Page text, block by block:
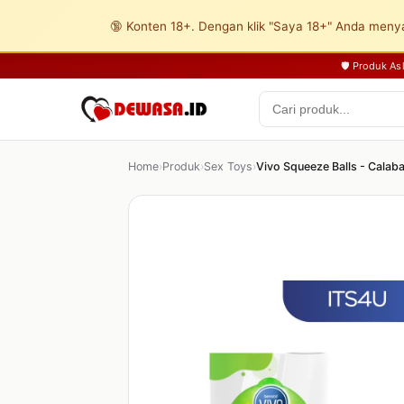
🔞 Konten 18+. Dengan klik "Saya 18+" Anda
🛡️ Produk
Home›Produk›Sex Toys›Vivo Squeeze Balls -